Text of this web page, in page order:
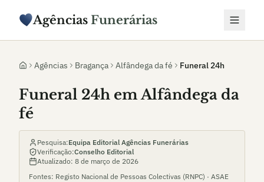
Agências Funerárias
Agências Bragança Alfândega da fé Funeral 24h
Funeral 24h em Alfândega da
fé
Pesquisa:Equipa Editorial Agências Funerárias
Verificação:Conselho Editorial
Atualizado: 8 de março de 2026
Fontes: Registo Nacional de Pessoas Colectivas (RNPC) · ASAE